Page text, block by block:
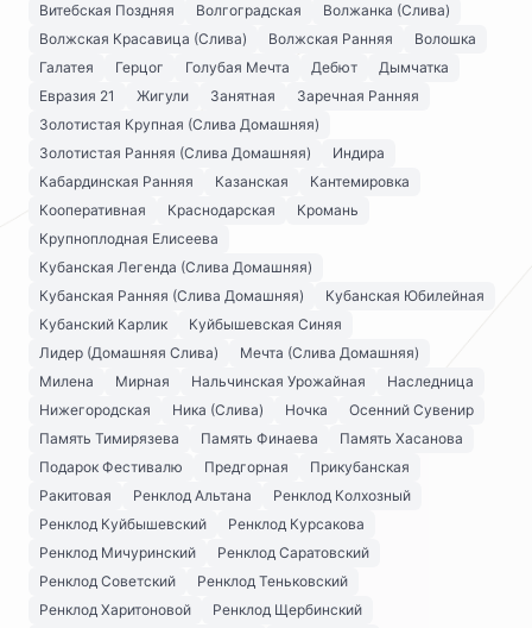
Витебская Поздняя
Волгоградская
Волжанка (Слива)
Волжская Красавица (Слива)
Волжская Ранняя
Волошка
Галатея
Герцог Голубая Мечта Дебют
Дымчатка
Евразия 21
Жигули Занятная
Заречная Ранняя
Золотистая Крупная (Слива Домашняя)
Золотистая Ранняя (Слива Домашняя)
Индира
Кабардинская Ранняя
Казанская
Кантемировка
Кооперативная
Краснодарская
Кромань
Крупноплодная Елисеева
Кубанская Легенда (Слива Домашняя)
Кубанская Ранняя (Слива Домашняя)
Кубанская Юбилейная
Кубанский Карлик
Куйбышевская Синяя
Лидер (Домашняя Слива)
Мечта (Слива Домашняя)
Милена
Мирная Нальчинская Урожайная
Наследница
Нижегородская
Ника (Слива) Ночка
Осенний Сувенир
Память Тимирязева
Память Финаева
Память Хасанова
Подарок Фестивалю
Предгорная
Прикубанская
Ракитовая
Ренклод Альтана
Ренклод Колхозный
Ренклод Куйбышевский
Ренклод Курсакова
Ренклод Мичуринский
Ренклод Саратовский
Ренклод Советский
Ренклод Теньковский
Ренклод Харитоновой
Ренклод Щербинский